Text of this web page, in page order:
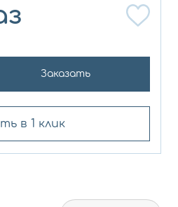
Заказать
в 1 клик